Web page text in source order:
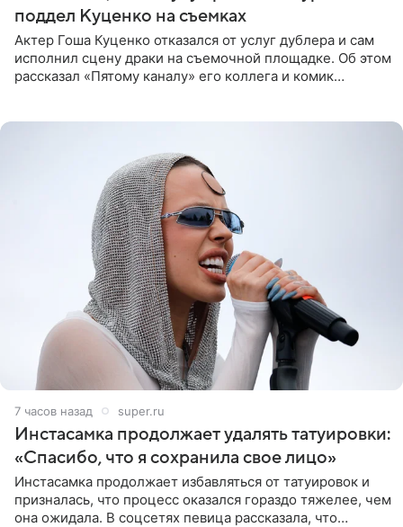
поддел Куценко на съемках
Актер Гоша Куценко отказался от услуг дублера и сам
исполнил сцену драки на съемочной площадке. Об этом
рассказал «Пятому каналу» его коллега и комик
7 часов назад super.ru
Инстасамка продолжает удалять татуировки:
«Спасибо, что я сохранила свое лицо»
Инстасамка продолжает избавляться от татуировок и
призналась, что процесс оказался гораздо тяжелее, чем
она ожидала. В соцсетях певица рассказала, что